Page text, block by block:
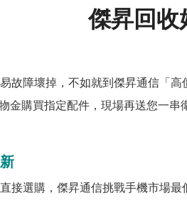
傑昇回收
故障壞掉，不如就到傑昇通信「
金購買指定配件，現場再送您一
接選購，傑昇通信挑戰手機市場